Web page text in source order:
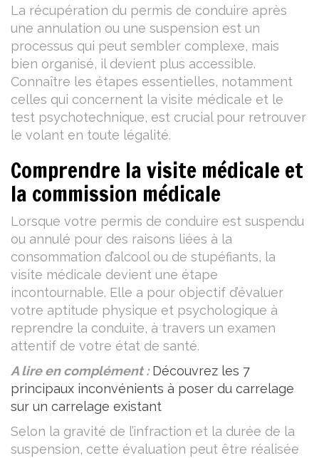
La récupération du permis de conduire après
une annulation ou une suspension est un
processus qui peut sembler complexe, mais
bien organisé, il devient plus accessible.
Connaître les étapes essentielles, notamment
celles qui concernent la visite médicale et le
test psychotechnique, est crucial pour retrouver
le volant en toute légalité.
Comprendre la visite médicale et
la commission médicale
Lorsque votre permis de conduire est suspendu
ou annulé pour des raisons liées à la
consommation d’alcool ou de stupéfiants, la
visite médicale devient une étape
incontournable. Elle a pour objectif d’évaluer
votre aptitude physique et psychologique à
reprendre la conduite, à travers un examen
attentif de votre état de santé.
A lire en complément : Découvrez les 7
principaux inconvénients à poser du carrelage
sur un carrelage existant
Selon la gravité de l’infraction et la durée de la
suspension, cette évaluation peut être réalisée